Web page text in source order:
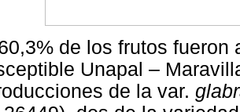
de los frutos
Unapal –
de la var.